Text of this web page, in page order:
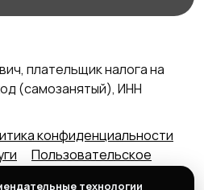
плательщик налога на
(самозанятый), ИНН
конфиденциальности
Пользовательское
технологии